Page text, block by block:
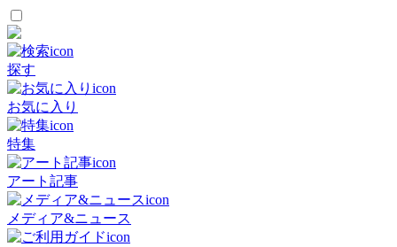
探す
お気に入り
特集
アート記事
メディア&ニュース